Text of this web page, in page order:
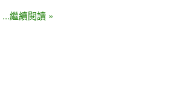
...繼續閱讀 »